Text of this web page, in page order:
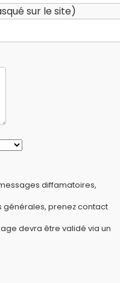
sur le site)
diffamatoires,
générales, prenez contact
devra être validé via un